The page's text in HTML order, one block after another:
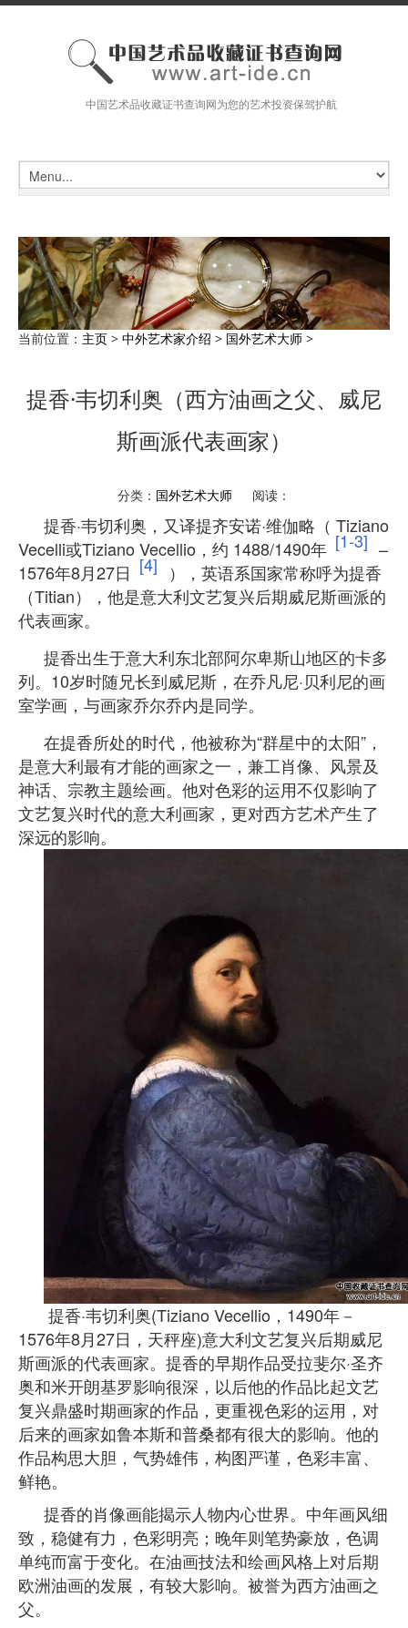
中国艺术品收藏证书查询网为您的艺术投资保驾护航
当前位置： 主页 > 中外艺术家介绍 > 国外艺术大师 >
提香·韦切利奥（西方油画之父、威尼
斯画派代表画家）
分类： 国外艺术大师 阅读：
提香·韦切利奥，又译提齐安诺·维伽略（ Tiziano
Vecelli或Tiziano Vecellio，约 1488/1490年 [1-3] –
1576年8月27日 [4]
），英语系国家常称呼为提香
（Titian），他是意大利文艺复兴后期威尼斯画派的
代表画家。
提香出生于意大利东北部阿尔卑斯山地区的卡多
列。10岁时随兄长到威尼斯，在乔凡尼·贝利尼的画
室学画，与画家乔尔乔内是同学。
在提香所处的时代，他被称为“群星中的太阳”，
是意大利最有才能的画家之一，兼工肖像、风景及
神话、宗教主题绘画。他对色彩的运用不仅影响了
文艺复兴时代的意大利画家，更对西方艺术产生了
深远的影响。
提香·韦切利奥(Tiziano Vecellio，1490年－
1576年8月27日，天秤座)意大利文艺复兴后期威尼
斯画派的代表画家。提香的早期作品受拉斐尔·圣齐
奥和米开朗基罗影响很深，以后他的作品比起文艺
复兴鼎盛时期画家的作品，更重视色彩的运用，对
后来的画家如鲁本斯和普桑都有很大的影响。他的
作品构思大胆，气势雄伟，构图严谨，色彩丰富、
鲜艳。
提香的肖像画能揭示人物内心世界。中年画风细
致，稳健有力，色彩明亮；晚年则笔势豪放，色调
单纯而富于变化。在油画技法和绘画风格上对后期
欧洲油画的发展，有较大影响。被誉为西方油画之
父。